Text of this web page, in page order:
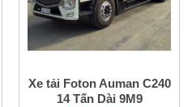
Xe tải Foton Auman C240
14 Tấn Dài 9M9